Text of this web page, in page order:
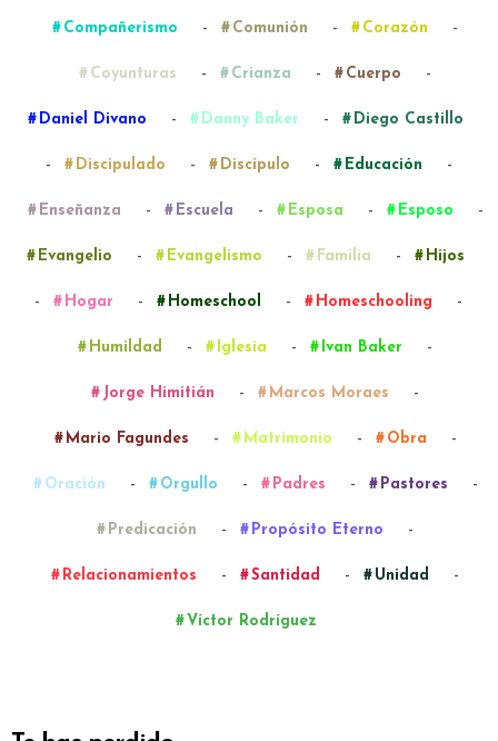
Compañerismo - Comunión - Corazón -
Coyunturas - Crianza - Cuerpo -
Daniel Divano - Danny Baker - Diego Castillo
- Discipulado - Discípulo - Educación -
Enseñanza - Escuela - Esposa - Esposo -
Evangelio - Evangelismo - Familia - Hijos
- Hogar - Homeschool - Homeschooling -
Humildad - Iglesia - Ivan Baker -
Jorge Himitián - Marcos Moraes -
Mario Fagundes - Matrimonio - Obra -
Oración - Orgullo - Padres - Pastores -
Predicación - Propósito Eterno -
Relacionamientos - Santidad - Unidad -
Víctor Rodríguez